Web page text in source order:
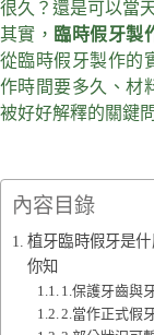
很久？還是可以當
其實， 臨時假牙製
從臨時假牙製作的
作時間要多久、材
被好好解釋的關鍵
內容目錄
植牙臨時假牙是
你知
1.保護牙齒與
2.當作正式假